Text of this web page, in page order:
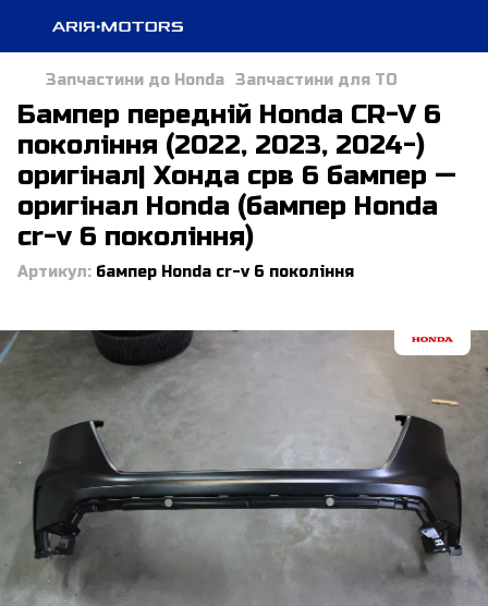
Запчастини до Honda Запчастини для ТО
Бампер передній Honda CR-V 6
покоління (2022, 2023, 2024-)
оригінал| Хонда срв 6 бампер —
оригінал Honda (бампер Honda
cr-v 6 покоління)
Артикул: бампер Honda cr-v 6 покоління